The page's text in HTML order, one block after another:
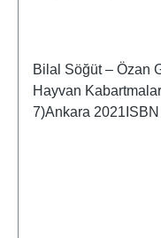
Bilal Söğüt – Özan
Hayvan
7)Ankara